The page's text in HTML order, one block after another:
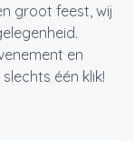
groot feest, wij
en
één klik!